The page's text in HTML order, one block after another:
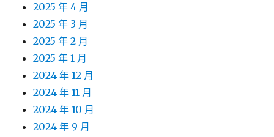
2025 年 4 月
2025 年 3 月
2025 年 2 月
2025 年 1 月
2024 年 12 月
2024 年 11 月
2024 年 10 月
2024 年 9 月